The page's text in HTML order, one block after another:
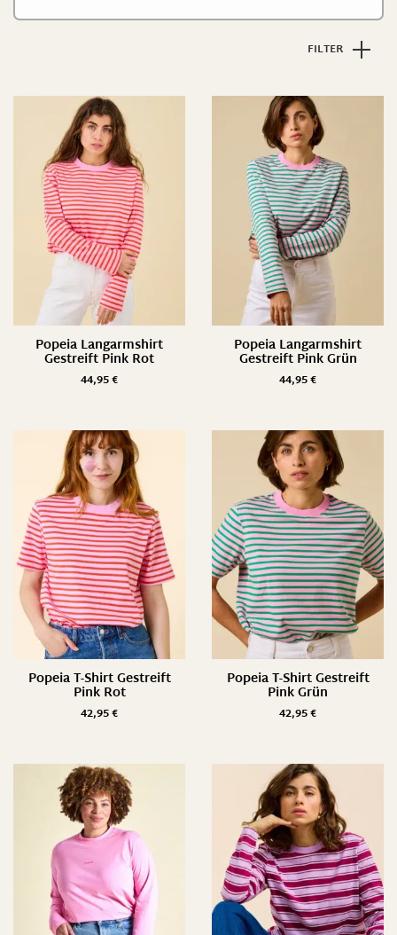
42/ 44 EU
iPhone XS/ X
L/ 43-47
L/ XL
M/ 38-42
One Size
S/ M
XS/ S
FILTER
Popeia Langarmshirt
Gestreift Pink Rot
44,95€
Popeia Langarmshirt
Gestreift Pink Grün
44,95€
Popeia T-Shirt Gestreift
Pink Rot
42,95€
Popeia T-Shirt Gestreift
Pink Grün
42,95€